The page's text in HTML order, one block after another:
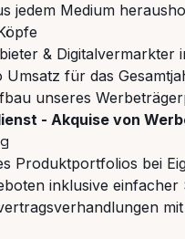
jedem Medium
& Digitalvermarkter
Umsatz für das
unseres
- Akquise von
Produktportfolios bei
inklusive